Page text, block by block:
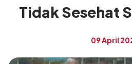
Tidak Sesehat
09 April